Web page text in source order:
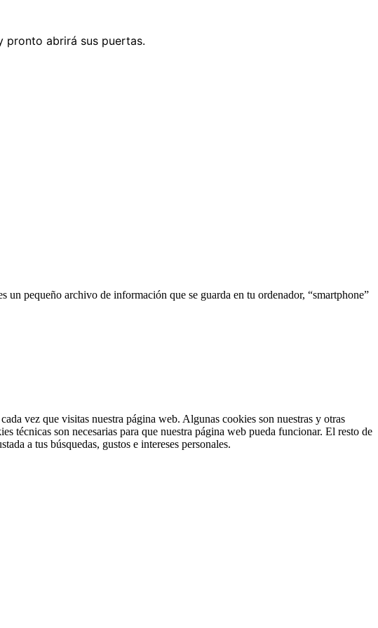
pronto abrirá sus puertas.
pequeño archivo de información que se guarda en tu ordenador, “smartphone”
vez que visitas nuestra página web. Algunas cookies son nuestras y otras
técnicas son necesarias para que nuestra página web pueda funcionar. El resto de
a tus búsquedas, gustos e intereses personales.